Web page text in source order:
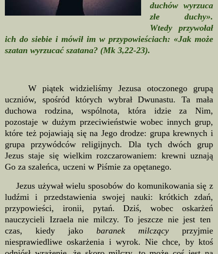
duchów wyrzuca
złe duchy».
Wtedy przywołał
ich do siebie i mówił im w przypowieściach: «Jak może
szatan wyrzucać szatana? (Mk 3,22-23).
W piątek widzieliśmy Jezusa otoczonego grupą
uczniów, spośród których wybrał Dwunastu. Ta mała
duchowa rodzina, wspólnota, która idzie za Nim,
pozostaje w dużym przeciwieństwie wobec innych grup,
które też pojawiają się na Jego drodze: grupa krewnych i
grupa przywódców religijnych. Dla tych dwóch grup
Jezus staje się wielkim rozczarowaniem: krewni uznają
Go za szaleńca, uczeni w Piśmie za opętanego.
Jezus używał wielu sposobów do komunikowania się z
ludźmi i przedstawienia swojej nauki: krótkich zdań,
przypowieści, ironii, pytań. Dziś, wobec oskarżeń
nauczycieli Izraela nie milczy. To jeszcze nie jest ten
czas, kiedy jako baranek milczący przyjmie
niesprawiedliwe oskarżenia i wyrok. Nie chce, by ktoś